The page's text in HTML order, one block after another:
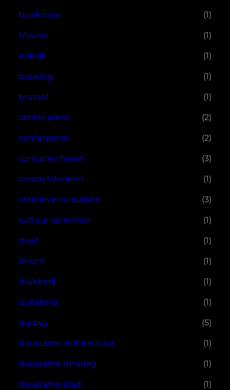
bivakzone (1)
blauwe (1)
bokrijk (1)
booking (1)
brussel (1)
center parcs (2)
centerparcs (2)
container huren (3)
creatief denken (1)
creatieve cursussen (3)
cultuur op school (1)
diest (1)
dinant (1)
drukkerij (1)
duitsland (1)
durbuy (5)
duurzame architectuur (1)
duurzame dinsdag (1)
duurzame stad (1)